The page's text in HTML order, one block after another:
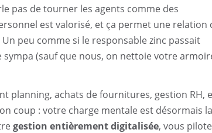
pas de tourner les agents comme des
est valorisé, et ça permet une relation
peu comme si le responsable zinc passait
(sauf que nous, on nettoie votre
planning, achats de fournitures, gestion RH,
coup : votre charge mentale est désormais la
gestion entièrement digitalisée, vous